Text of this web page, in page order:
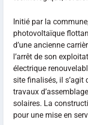
Initié par la
photovoltaïque
d’une ancienne
l’arrêt de son
électrique
site finalisés, il s’agit
travaux
solaires. La
pour une mise en